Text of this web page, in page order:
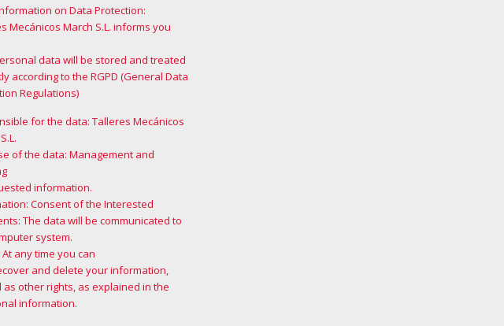
on Data Protection:
Mecánicos March S.L. informs you
data will be stored and treated
according to the RGPD (General Data
Regulations)
for the data: Talleres Mecánicos
of the data: Management and
information.
Consent of the Interested
The data will be communicated to
system.
At any time you can
and delete your information,
as other rights, as explained in the
information.